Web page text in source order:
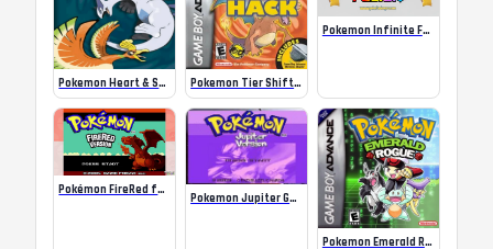
Pokemon Heart & Soul v1.1.6 Pokemon Tier Shift ROM
Pokemon Infinite Fusion Unblocked
Pokémon FireRed for GBA ᴴᴰ Full Playthrough
Pokemon Jupiter GBA Rom
Pokemon Emerald Rogue ROM